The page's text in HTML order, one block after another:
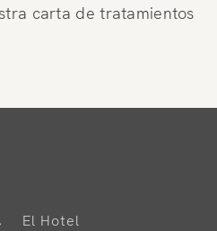
carta de tratamientos
El Hotel